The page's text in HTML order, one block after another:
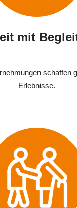
mit
schaffen
Erlebnisse.